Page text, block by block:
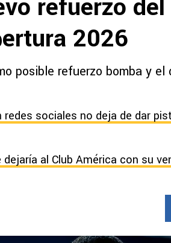
refuerzo del
2026
posible refuerzo bomba y el
sociales no deja de dar
al Club América con su